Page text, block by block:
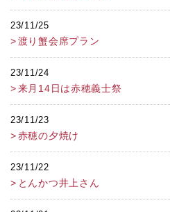
23/11/25
渡り蟹会席プラン
23/11/24
来月14日は赤穂義士祭
23/11/23
赤穂の夕焼け
23/11/22
とんかつ井上さん